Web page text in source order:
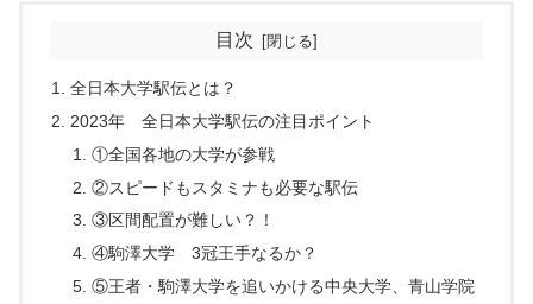
目次
全日本大学駅伝とは？
2023年 全日本大学駅伝の注目ポイント
①全国各地の大学が参戦
②スピードもスタミナも必要な駅伝
③区間配置が難しい？！
④駒澤大学 3冠王手なるか？
⑤王者・駒澤大学を追いかける中央大学、青山学院